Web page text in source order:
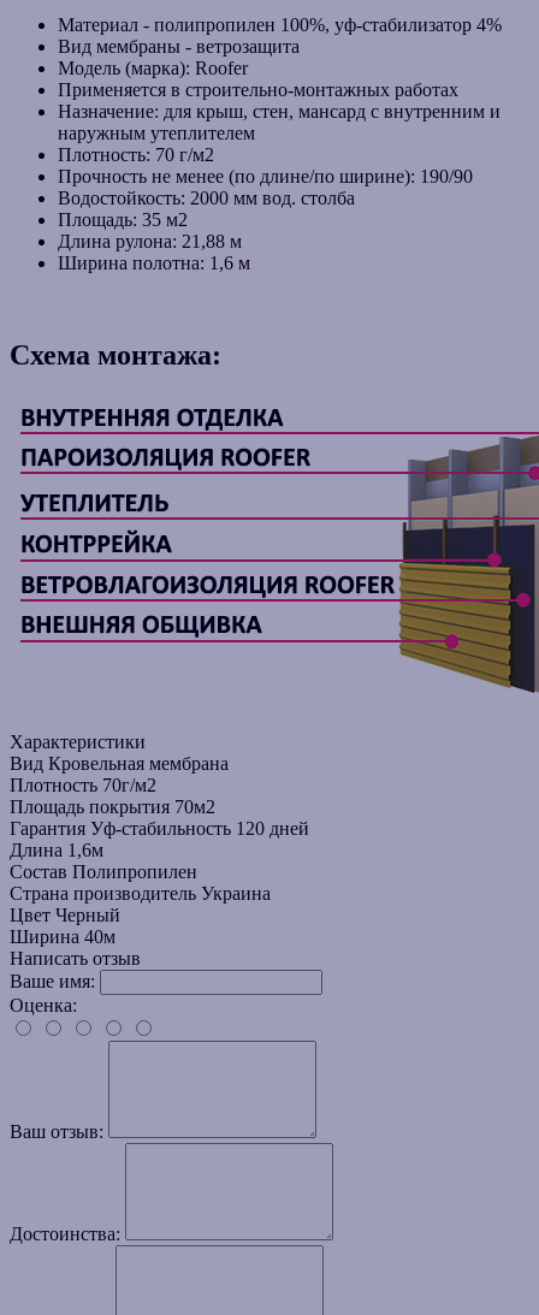
Материал - полипропилен 100%, уф-стабилизатор 4%
Вид мембраны - ветрозащита
Модель (марка): Roofer
Применяется в строительно-монтажных работах
Назначение: для крыш, стен, мансард с внутренним и
наружным утеплителем
Плотность: 70 г/м2
Прочность не менее (по длине/по ширине): 190/90
Водостойкость: 2000 мм вод. столба
Площадь: 35 м2
Длина рулона: 21,88 м
Ширина полотна: 1,6 м
Схема монтажа:
Характеристики
Вид Кровельная мембрана
Плотность 70г/м2
Площадь покрытия 70м2
Гарантия Уф-стабильность 120 дней
Длина 1,6м
Состав Полипропилен
Страна производитель Украина
Цвет Черный
Ширина 40м
Написать отзыв
Ваше имя:
Оценка:
Ваш отзыв:
Достоинства: